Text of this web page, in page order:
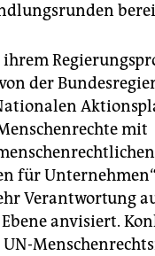
ihrem
der
mit
für
Verantwortung
anvisiert.